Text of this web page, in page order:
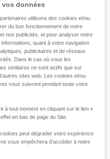
sur une broche ou
il y a un grand risque de
lors des nombreuses
une technique personnelle
présente un avantage de
d’accrocher les crampons
crampons et d’apporter le
données
utilisons des cookies et/ou
du bon fonctionnement de notre
nos publicités, et pour analyser notre
quant à votre navigation
publicitaires et de réseaux
Dans le cas où vous les
similaires ne sont actifs que sur
sites web. Les cookies et/ou
vous suivront pendant toute votre
à tout moment en cliquant sur le lien «
en bas de page du Site.
peut dégrader votre expérience
vous empêchera d’accéder à notre